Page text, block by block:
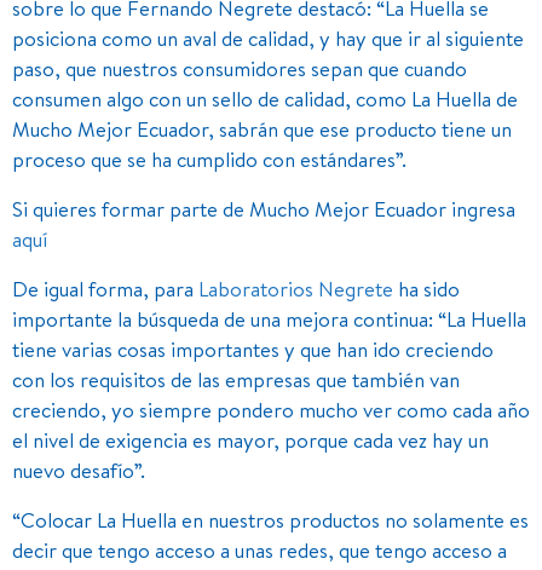
sobre lo que Fernando Negrete destacó: “La Huella se
posiciona como un aval de calidad, y hay que ir al siguiente
paso, que nuestros consumidores sepan que cuando
consumen algo con un sello de calidad, como La Huella de
Mucho Mejor Ecuador, sabrán que ese producto tiene un
proceso que se ha cumplido con estándares”.
Si quieres formar parte de Mucho Mejor Ecuador ingresa
aquí
De igual forma, para Laboratorios Negrete ha sido
importante la búsqueda de una mejora continua: “La Huella
tiene varias cosas importantes y que han ido creciendo
con los requisitos de las empresas que también van
creciendo, yo siempre pondero mucho ver como cada año
el nivel de exigencia es mayor, porque cada vez hay un
nuevo desafío”.
“Colocar La Huella en nuestros productos no solamente es
decir que tengo acceso a unas redes, que tengo acceso a